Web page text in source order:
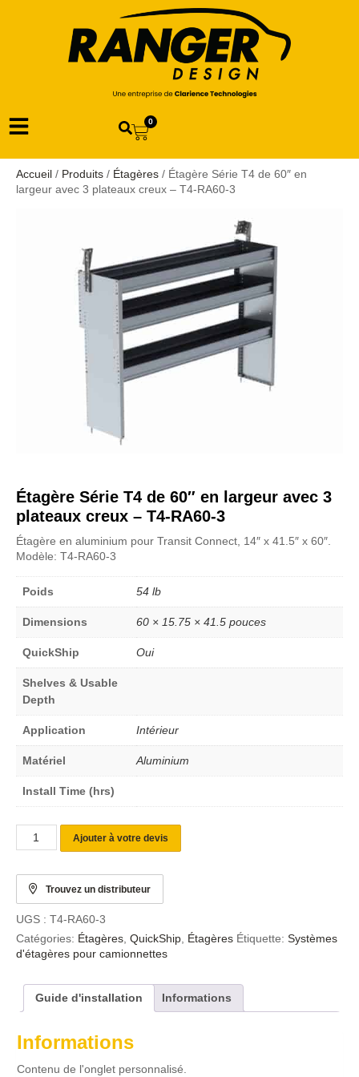
0
Accueil / Produits / Étagères / Étagère Série T4 de 60″ en
largeur avec 3 plateaux creux – T4-RA60-3
Étagère Série T4 de 60″ en largeur avec 3
plateaux creux – T4-RA60-3
Étagère en aluminium pour Transit Connect, 14″ x 41.5″ x 60″.
Modèle: T4-RA60-3
Poids 54 lb
Dimensions 60 × 15.75 × 41.5 pouces
QuickShip Oui
Shelves & Usable
Depth
Application Intérieur
Matériel Aluminium
Install Time (hrs)
Ajouter à votre devis
Trouvez un distributeur
UGS : T4-RA60-3
Catégories: Étagères, QuickShip, Étagères Étiquette: Systèmes
d'étagères pour camionnettes
Guide d'installation Informations
Informations
Contenu de l'onglet personnalisé.